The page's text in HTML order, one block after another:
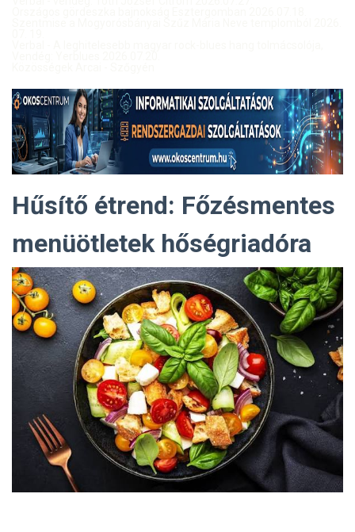
Hűsítő étrend: Főzésmentes
menüötletek hőségriadóra